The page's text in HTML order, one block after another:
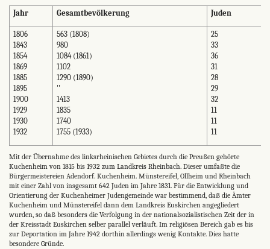
Jahr Gesamtbevölkerung Juden
1806
1843
1854
1869
1885
1895
1900
1929
1930
1932
563 (1808)
980
1084 (1861)
1102
1290 (1890)
''
1413
1835
1740
1755 (1933)
25
33
36
31
28
29
32
11
11
11
Mit der Übernahme des linksrheinischen Gebietes durch die Preußen gehörte
Kuchenheim von 1815 bis 1932 zum Landkreis Rheinbach. Dieser umfaßte die
Bürgermeistereien Adendorf. Kuchenheim. Münstereifel, Ollheim und Rheinbach
mit einer Zahl von insgesamt 642 Juden im Jahre 1831. Für die Entwicklung und
Orientierung der Kuchenheimer Judengemeinde war bestimmend, daß die Ämter
Kuchenheim und Münstereifel dann dem Landkreis Euskirchen angegliedert
wurden, so daß besonders die Verfolgung in der nationalsozialistischen Zeit der in
der Kreisstadt Euskirchen selber parallel verläuft. Im religiösen Bereich gab es bis
zur Deportation im Jahre 1942 dorthin allerdings wenig Kontakte. Dies hatte
besondere Gründe.